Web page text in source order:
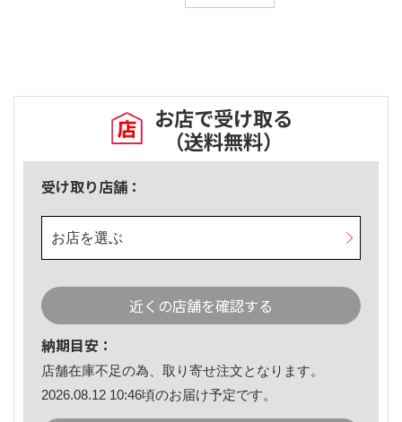
お店で受け取る
（送料無料）
受け取り店舗：
お店を選ぶ
近くの店舗を確認する
納期目安：
店舗在庫不足の為、取り寄せ注文となります。
2026.08.12 10:46頃のお届け予定です。